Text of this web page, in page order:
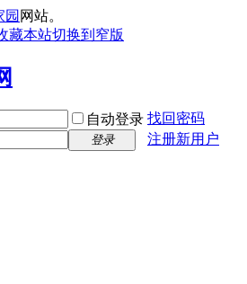
园 网站。
藏本站切换到窄版
自动登录 找回密码
登录 注册新用户